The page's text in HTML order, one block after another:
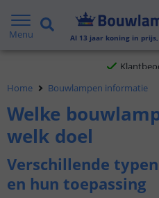
Menu Al 13 jaar koning in
Gratis verzending
Voor 23:45 uur
Home Bouwlampen informatie
Welke
welk doel
Verschillende
en hun toepassing